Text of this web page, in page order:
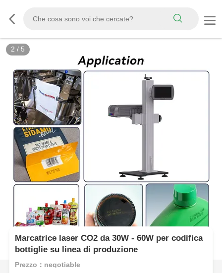
2 / 5
Marcatrice laser CO2 da 30W - 60W per codifica
bottiglie su linea di produzione
Prezzo：negotiable